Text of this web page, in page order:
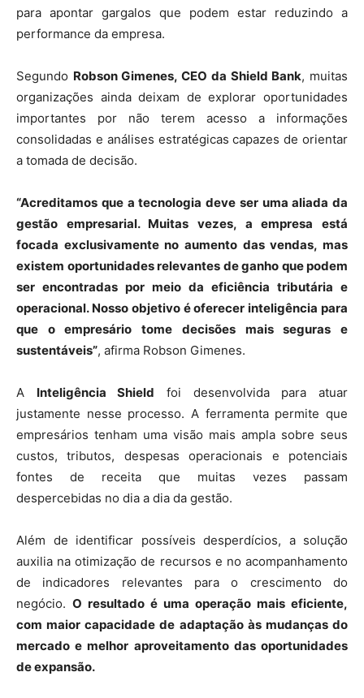
para apontar gargalos que podem estar reduzindo a
performance da empresa.
Segundo Robson Gimenes, CEO da Shield Bank, muitas
organizações ainda deixam de explorar oportunidades
importantes por não terem acesso a informações
consolidadas e análises estratégicas capazes de orientar
a tomada de decisão.
“Acreditamos que a tecnologia deve ser uma aliada da
gestão empresarial. Muitas vezes, a empresa está
focada exclusivamente no aumento das vendas, mas
existem oportunidades relevantes de ganho que podem
ser encontradas por meio da eficiência tributária e
operacional. Nosso objetivo é oferecer inteligência para
que o empresário tome decisões mais seguras e
sustentáveis”, afirma Robson Gimenes.
A Inteligência Shield foi desenvolvida para atuar
justamente nesse processo. A ferramenta permite que
empresários tenham uma visão mais ampla sobre seus
custos, tributos, despesas operacionais e potenciais
fontes de receita que muitas vezes passam
despercebidas no dia a dia da gestão.
Além de identificar possíveis desperdícios, a solução
auxilia na otimização de recursos e no acompanhamento
de indicadores relevantes para o crescimento do
negócio. O resultado é uma operação mais eficiente,
com maior capacidade de adaptação às mudanças do
mercado e melhor aproveitamento das oportunidades
de expansão.